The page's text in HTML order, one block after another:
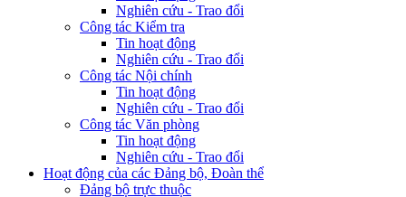
Nghiên cứu - Trao đổi
Công tác Kiểm tra
Tin hoạt động
Nghiên cứu - Trao đổi
Công tác Nội chính
Tin hoạt động
Nghiên cứu - Trao đổi
Công tác Văn phòng
Tin hoạt động
Nghiên cứu - Trao đổi
Hoạt động của các Đảng bộ, Đoàn thể
Đảng bộ trực thuộc